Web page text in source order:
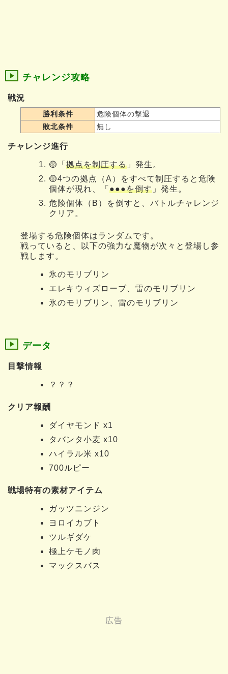
チャレンジ攻略
戦況
勝利条件
危険個体の撃退
敗北条件
無し
チャレンジ進行
🟡「 拠点を制圧する 」発生。
🟡4つの拠点（A）をすべて制圧すると危険
個体が現れ、「 ●●●を倒す 」発生。
危険個体（B）を倒すと、バトルチャレンジ
クリア。
登場する危険個体はランダムです。
戦っていると、以下の強力な魔物が次々と登場し参
戦します。
氷のモリブリン
エレキウィズローブ、雷のモリブリン
氷のモリブリン、雷のモリブリン
データ
目撃情報
？？？
クリア報酬
ダイヤモンド x1
タバンタ小麦 x10
ハイラル米 x10
700ルピー
戦場特有の素材アイテム
ガッツニンジン
ヨロイカブト
ツルギダケ
極上ケモノ肉
マックスバス